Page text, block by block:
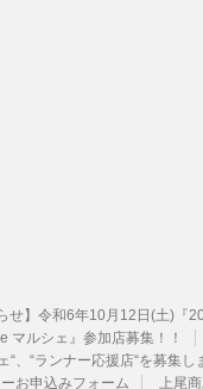
】令和6年10月12日(土)『
マルシェ』参加店募集！！
、“ランナー応援店“を募集し
お申込みフォーム 上尾